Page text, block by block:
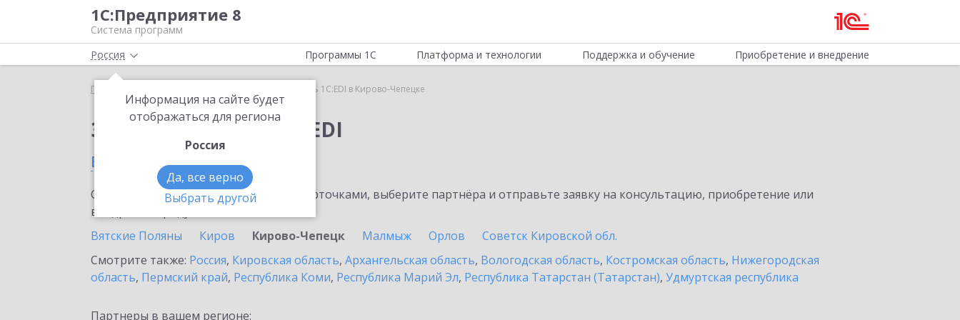
1С:Предприятие 8
Система программ
Россия
Информация на сайте будет
отображаться для региона
Россия
Да, все верно
Выбрать другой
Программы 1С Платформа и технологии Поддержка и обучение Приобретение и внедрение
Главная Модуль 1C:EDI в Кирово-Чепецке
Заказать Модуль 1C:EDI
в Кирово-Чепецке
Ознакомьтесь с информационными карточками, выберите партнёра и отправьте заявку на консультацию, приобретение или
внедрение продукта.
Вятские Поляны
Киров Кирово-Чепецк Малмыж Орлов
Советск Кировской обл.
Смотрите также: Россия, Кировская область, Архангельская область, Вологодская область, Костромская область, Нижегородская
область, Пермский край, Республика Коми, Республика Марий Эл, Республика Татарстан (Татарстан), Удмуртская республика
Партнеры в вашем регионе: